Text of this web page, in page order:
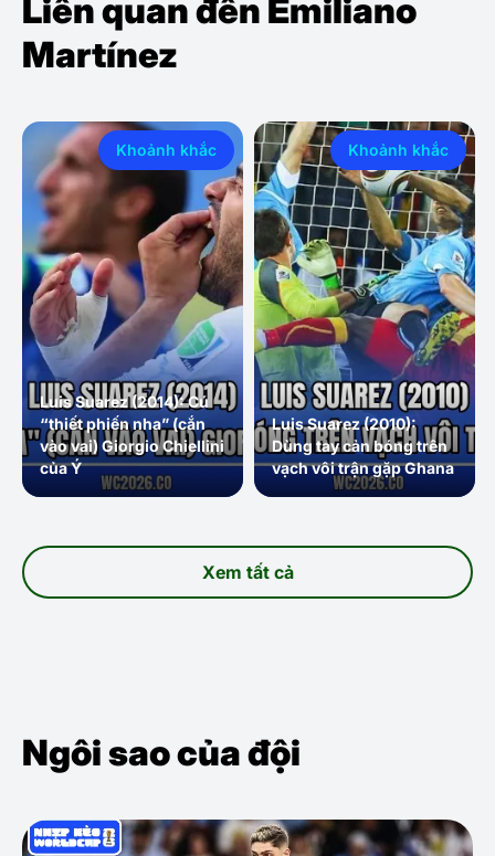
Liên quan đến Emiliano
Martínez
Xem tất cả
Khoảnh khắc
Luis Suarez (2014): Cú
“thiết phiến nha” (cắn
vào vai) Giorgio Chiellini
của Ý
Khoảnh khắc
Luis Suarez (2010):
Dùng tay cản bóng trên
vạch vôi trận gặp Ghana
Ngôi sao của đội